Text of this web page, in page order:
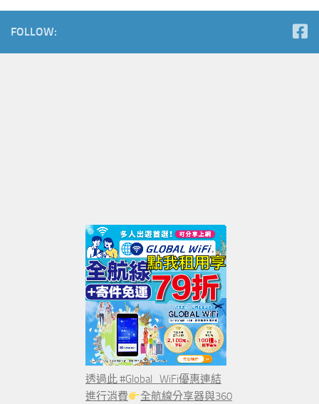
FOLLOW:
透過此 #Global_WiFi優惠連結
進行消費
全航線分享器與360